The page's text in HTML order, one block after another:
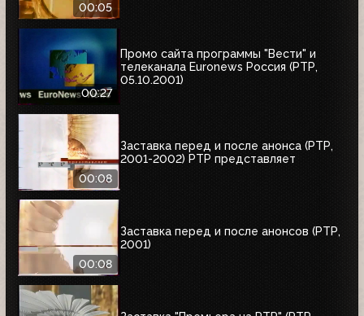
00:05
00:27
Промо сайта программы "Вести" и
телеканала Euronews Россия (РТР,
05.10.2001)
00:08
Заставка перед и после анонса (РТР,
2001-2002) РТР представляет
00:08
Заставка перед и после анонсов (РТР,
2001)